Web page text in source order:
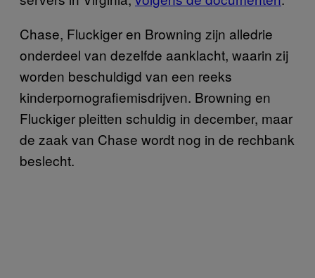
Chase, Fluckiger en Browning zijn alledrie
onderdeel van dezelfde aanklacht, waarin zij
worden beschuldigd van een reeks
kinderpornografiemisdrijven. Browning en
Fluckiger pleitten schuldig in december, maar
de zaak van Chase wordt nog in de rechbank
beslecht.